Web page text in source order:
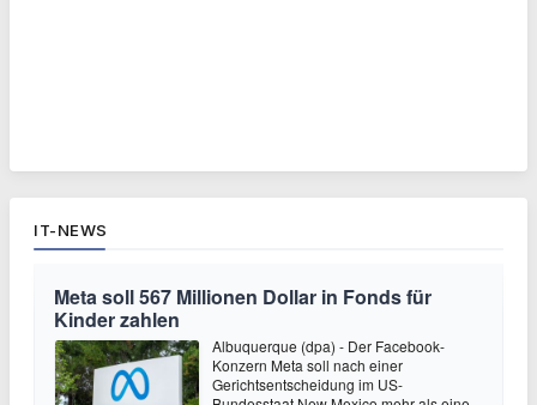
IT-NEWS
Meta soll 567 Millionen Dollar in Fonds für
Kinder zahlen
Albuquerque (dpa) - Der Facebook-
Konzern Meta soll nach einer
Gerichtsentscheidung im US-